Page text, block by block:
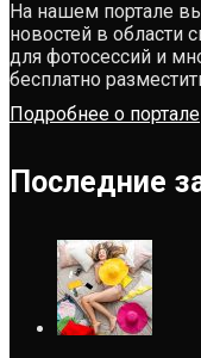
На нашем портале
новостей в области
для фотосессий и
бесплатно
Подробнее о портале
Последние